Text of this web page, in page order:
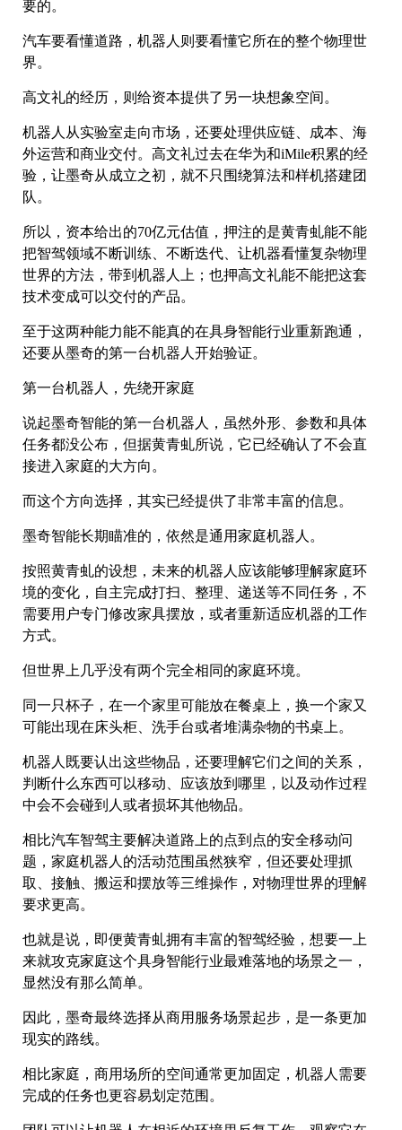
要的。
汽车要看懂道路，机器人则要看懂它所在的整个物理世
界。
高文礼的经历，则给资本提供了另一块想象空间。
机器人从实验室走向市场，还要处理供应链、成本、海
外运营和商业交付。高文礼过去在华为和iMile积累的经
验，让墨奇从成立之初，就不只围绕算法和样机搭建团
队。
所以，资本给出的70亿元估值，押注的是黄青虬能不能
把智驾领域不断训练、不断迭代、让机器看懂复杂物理
世界的方法，带到机器人上；也押高文礼能不能把这套
技术变成可以交付的产品。
至于这两种能力能不能真的在具身智能行业重新跑通，
还要从墨奇的第一台机器人开始验证。
第一台机器人，先绕开家庭
说起墨奇智能的第一台机器人，虽然外形、参数和具体
任务都没公布，但据黄青虬所说，它已经确认了不会直
接进入家庭的大方向。
而这个方向选择，其实已经提供了非常丰富的信息。
墨奇智能长期瞄准的，依然是通用家庭机器人。
按照黄青虬的设想，未来的机器人应该能够理解家庭环
境的变化，自主完成打扫、整理、递送等不同任务，不
需要用户专门修改家具摆放，或者重新适应机器的工作
方式。
但世界上几乎没有两个完全相同的家庭环境。
同一只杯子，在一个家里可能放在餐桌上，换一个家又
可能出现在床头柜、洗手台或者堆满杂物的书桌上。
机器人既要认出这些物品，还要理解它们之间的关系，
判断什么东西可以移动、应该放到哪里，以及动作过程
中会不会碰到人或者损坏其他物品。
相比汽车智驾主要解决道路上的点到点的安全移动问
题，家庭机器人的活动范围虽然狭窄，但还要处理抓
取、接触、搬运和摆放等三维操作，对物理世界的理解
要求更高。
也就是说，即便黄青虬拥有丰富的智驾经验，想要一上
来就攻克家庭这个具身智能行业最难落地的场景之一，
显然没有那么简单。
因此，墨奇最终选择从商用服务场景起步，是一条更加
现实的路线。
相比家庭，商用场所的空间通常更加固定，机器人需要
完成的任务也更容易划定范围。